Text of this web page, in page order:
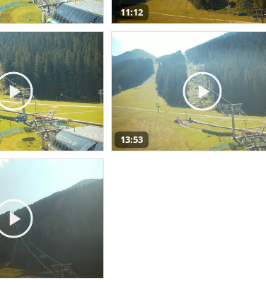
11:12
13:53